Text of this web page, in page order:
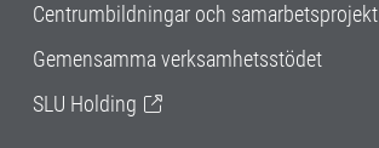
Centrumbildningar och samarbetsprojekt
Gemensamma verksamhetsstödet
SLU Holding